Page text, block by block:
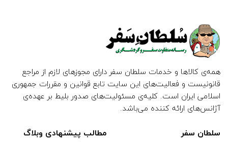
همه‌ی کالاها و خدمات سلطان سفر دارای مجوزهای لازم از مراجع
قانونیست و فعالیت‌های این سایت تابع قوانین و مقررات جمهوری
اسلامی ایران است. کلیه‌ی مسئولیت‌های صدور بلیط بر عهده‌ی
آژانس‌های ارائه کننده می‌باشد.
سلطان سفر مطالب پیشنهادی وبلاگ